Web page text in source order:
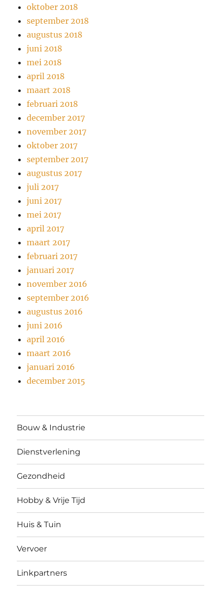
oktober 2018
september 2018
augustus 2018
juni 2018
mei 2018
april 2018
maart 2018
februari 2018
december 2017
november 2017
oktober 2017
september 2017
augustus 2017
juli 2017
juni 2017
mei 2017
april 2017
maart 2017
februari 2017
januari 2017
november 2016
september 2016
augustus 2016
juni 2016
april 2016
maart 2016
januari 2016
december 2015
Bouw & Industrie
Dienstverlening
Gezondheid
Hobby & Vrije Tijd
Huis & Tuin
Vervoer
Linkpartners